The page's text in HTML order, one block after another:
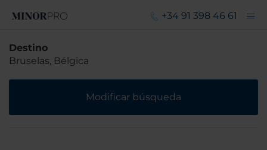
+34 91 398 46 61
Destino
Bruselas, Bélgica
Modificar búsqueda